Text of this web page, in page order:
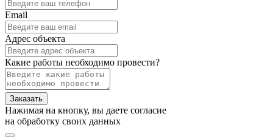
Email
Адрес объекта
Какие работы необходимо провести?
Заказать
Нажимая на кнопку, вы даете согласие
на обработку своих данных